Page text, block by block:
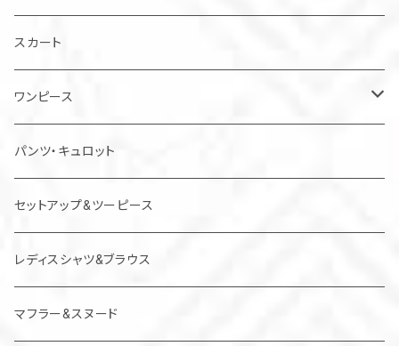
スカート
ワンピース
チュニック
ジャンパースカート
パンツ・キュロット
セットアップ&ツーピース
レディスシャツ&ブラウス
マフラー&スヌード